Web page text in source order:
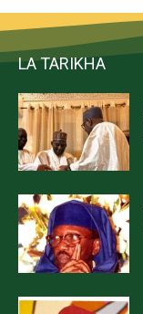
LA TARIKHA